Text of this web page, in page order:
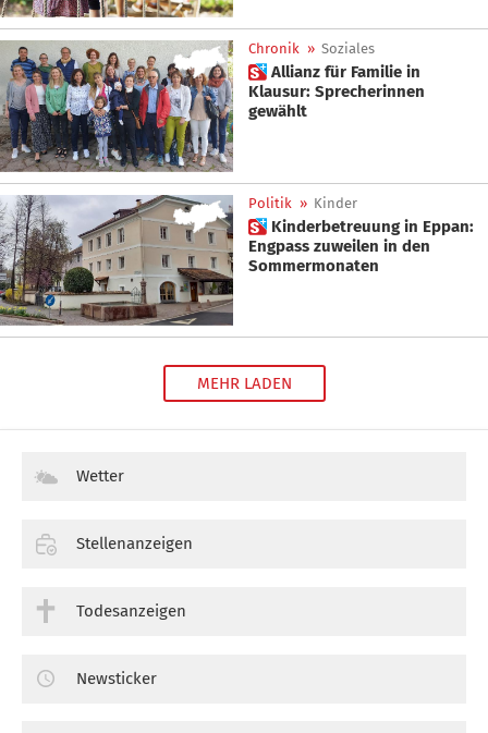
Chronik » Soziales
 Allianz für Familie in
Klausur: Sprecherinnen
gewählt
Politik » Kinder
 Kinderbetreuung in Eppan:
Engpass zuweilen in den
Sommermonaten
MEHR LADEN
Wetter
Stellenanzeigen
Todesanzeigen
Newsticker